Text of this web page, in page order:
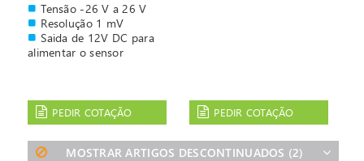
Tensão -26 V a 26 V
Resolução 1 mV
Saida de 12V DC para
alimentar o sensor
PEDIR COTAÇÃO PEDIR COTAÇÃO
MOSTRAR ARTIGOS DESCONTINUADOS (2)